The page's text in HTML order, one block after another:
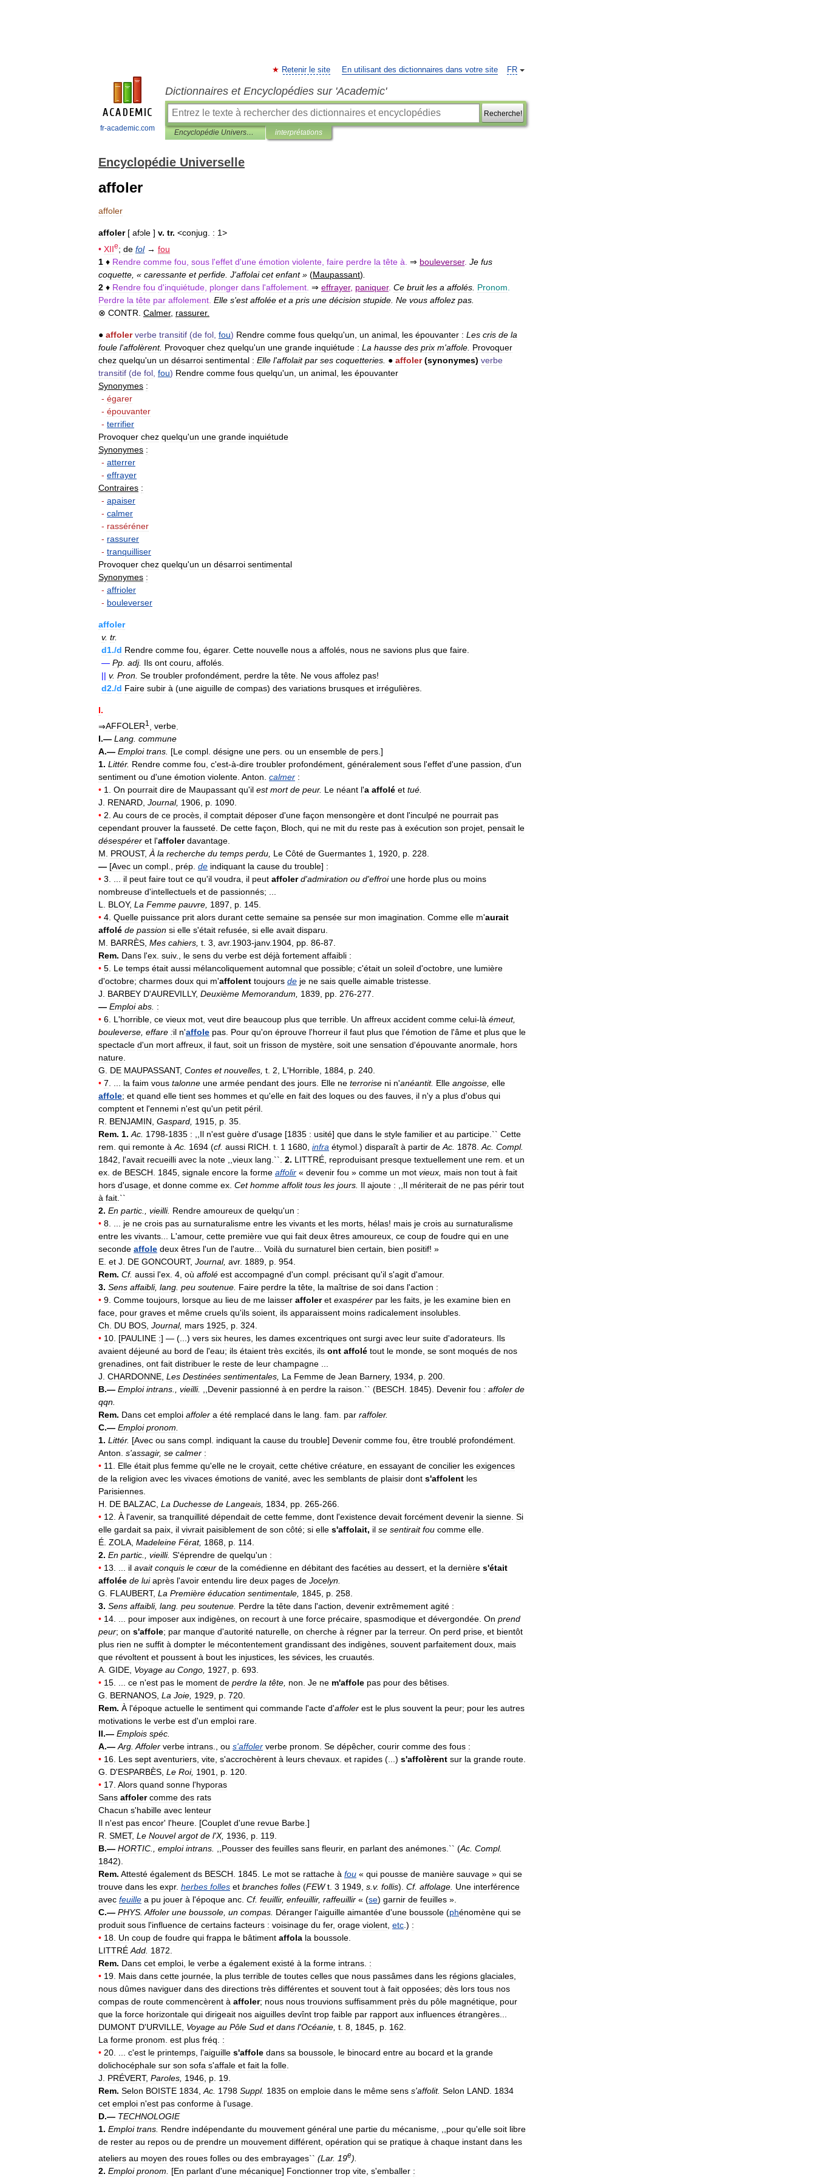
fr-academic.com
FR
Retenir le site En utilisant des dictionnaires dans votre site
Dictionnaires et Encyclopédies sur 'Academic'
Recherche!
Encyclopédie Universelle interprétations
Encyclopédie Universelle
affoler
affoler
affoler[ afɔle ] v. tr. <conjug : 1>
• XIIe; de fol→ fou
1 ♦ Rendre comme fou sous l'effet d'une émotion violente faire perdre la tête à ⇒ bouleverser. Je fus
coquette , « caressante et perfide J'affolai cet enfant» (Maupassant)
2 ♦ Rendre fou d'inquiétude plonger dans l'affolement ⇒ effrayer, paniquer. Ce bruit les a affolés Pronom
Perdre la tête par affolement Elle s'est affolée et a pris une décision stupide Ne vous affolez pas
⊗ CONTR Calmer, rassurer.
● affoler verbe transitif (de fol fou) Rendre comme fous quelqu'un un animal les épouvanter : Les cris de la
foule l'affolèrent. Provoquer chez quelqu'un une grande inquiétude : La hausse des prix m'affole Provoquer
chez quelqu'un un désarroi sentimental : Elle l'affolait par ses coquetteries ● affoler(synonymes) verbe
transitif (de fol fou) Rendre comme fous quelqu'un un animal les épouvanter
Synonymes :
- égarer
- épouvanter
- terrifier
Provoquer chez quelqu'un une grande inquiétude
Synonymes :
- atterrer
- effrayer
Contraires :
- apaiser
- calmer
- rasséréner
- rassurer
- tranquilliser
Provoquer chez quelqu'un un désarroi sentimental
Synonymes :
- affrioler
- bouleverser
affoler
v. tr.
d1./d Rendre comme fou égarer. Cette nouvelle nous a affolés nous ne savions plus que faire
— Pp adj. Ils ont couru affolés
|| v. Pron Se troubler profondément perdre la tête Ne vous affolez pas!
d2./d Faire subir à (une aiguille de compas) des variations brusques et irrégulières
I.
⇒AFFOLER1 verbe
I.— Lang. commune
A.— Emploi trans. [Le compl. désigne une pers. ou un ensemble de pers.]
1. Littér. Rendre comme fou, c'est-à-dire troubler profondément, généralement sous l'effet d'une passion, d'un
sentiment ou d'une émotion violente. Anton. calmer :
• 1. On pourrait dire de Maupassant qu'il est mort de peur. Le néant l'a affolé et tué.
J. RENARD, Journal, 1906, p. 1090.
• 2. Au cours de ce procès, il comptait déposer d'une façon mensongère et dont l'inculpé ne pourrait pas
cependant prouver la fausseté. De cette façon, Bloch, qui ne mit du reste pas à exécution son projet, pensait le
désespérer et l'affoler davantage.
M. PROUST,À la recherche du temps perdu, Le Côté de Guermantes 1, 1920, p. 228.
— [Avec un compl., prép. de indiquant la cause du trouble] :
• 3. ... il peut faire tout ce qu'il voudra, il peut affoler d'admiration ou d'effroi une horde plus ou moins
nombreuse d'intellectuels et de passionnés; ...
L. BLOY, La Femme pauvre, 1897, p. 145.
• 4. Quelle puissance prit alors durant cette semaine sa pensée sur mon imagination. Comme elle m'aurait
affolé de passion si elle s'était refusée, si elle avait disparu.
M. BARRÈS, Mes cahiers, t. 3, avr.1903-janv.1904, pp. 86-87.
Rem. Dans l'ex. suiv., le sens du verbe est déjà fortement affaibli :
• 5. Le temps était aussi mélancoliquement automnal que possible; c'était un soleil d'octobre, une lumière
d'octobre; charmes doux qui m'affolent toujours de je ne sais quelle aimable tristesse.
J. BARBEY D'AUREVILLY, Deuxième Memorandum, 1839, pp. 276-277.
— Emploi abs. :
• 6. L'horrible, ce vieux mot, veut dire beaucoup plus que terrible. Un affreux accident comme celui-là émeut,
bouleverse, effare :il n'affole pas. Pour qu'on éprouve l'horreur il faut plus que l'émotion de l'âme et plus que le
spectacle d'un mort affreux, il faut, soit un frisson de mystère, soit une sensation d'épouvante anormale, hors
nature.
G. DE MAUPASSANT, Contes et nouvelles, t. 2, L'Horrible, 1884, p. 240.
• 7. ... la faim vous talonne une armée pendant des jours. Elle ne terrorise ni n'anéantit. Elle angoisse, elle
affole; et quand elle tient ses hommes et qu'elle en fait des loques ou des fauves, il n'y a plus d'obus qui
comptent et l'ennemi n'est qu'un petit péril.
R. BENJAMIN, Gaspard, 1915, p. 35.
Rem. 1.Ac. 1798-1835 : ,,Il n'est guère d'usage [1835 : usité] que dans le style familier et au participe.`` Cette
rem. qui remonte à Ac. 1694 (cf. aussi RICH. t. 1 1680, infra étymol.) disparaît à partir de Ac. 1878.Ac. Compl.
1842, l'avait recueilli avec la note ,,vieux lang.``. 2. LITTRÉ, reproduisant presque textuellement une rem. et un
ex. de BESCH. 1845, signale encore la forme affolir « devenir fou » comme un mot vieux, mais non tout à fait
hors d'usage, et donne comme ex. Cet homme affolit tous les jours. Il ajoute : ,,Il mériterait de ne pas périr tout
à fait.``
2. En partic., vieilli. Rendre amoureux de quelqu'un :
• 8. ... je ne crois pas au surnaturalisme entre les vivants et les morts, hélas! mais je crois au surnaturalisme
entre les vivants... L'amour, cette première vue qui fait deux êtres amoureux, ce coup de foudre qui en une
seconde affole deux êtres l'un de l'autre... Voilà du surnaturel bien certain, bien positif! »
E. et J. DE GONCOURT, Journal, avr. 1889, p. 954.
Rem. Cf. aussi l'ex. 4, où affolé est accompagné d'un compl. précisant qu'il s'agit d'amour.
3. Sens affaibli, lang. peu soutenue. Faire perdre la tête, la maîtrise de soi dans l'action :
• 9. Comme toujours, lorsque au lieu de me laisser affoler et exaspérer par les faits, je les examine bien en
face, pour graves et même cruels qu'ils soient, ils apparaissent moins radicalement insolubles.
Ch. DU BOS, Journal, mars 1925, p. 324.
• 10. [PAULINE :] — (...) vers six heures, les dames excentriques ont surgi avec leur suite d'adorateurs. Ils
avaient déjeuné au bord de l'eau; ils étaient très excités, ils ont affolé tout le monde, se sont moqués de nos
grenadines, ont fait distribuer le reste de leur champagne ...
J. CHARDONNE, Les Destinées sentimentales, La Femme de Jean Barnery, 1934, p. 200.
B.— Emploi intrans., vieilli. ,,Devenir passionné à en perdre la raison.`` (BESCH. 1845). Devenir fou : affoler de
qqn.
Rem. Dans cet emploi affoler a été remplacé dans le lang. fam. par raffoler.
C.— Emploi pronom.
1. Littér. [Avec ou sans compl. indiquant la cause du trouble] Devenir comme fou, être troublé profondément.
Anton. s'assagir, se calmer :
• 11. Elle était plus femme qu'elle ne le croyait, cette chétive créature, en essayant de concilier les exigences
de la religion avec les vivaces émotions de vanité, avec les semblants de plaisir dont s'affolent les
Parisiennes.
H. DE BALZAC, La Duchesse de Langeais, 1834, pp. 265-266.
• 12. À l'avenir, sa tranquillité dépendait de cette femme, dont l'existence devait forcément devenir la sienne. Si
elle gardait sa paix, il vivrait paisiblement de son côté; si elle s'affolait, il se sentirait fou comme elle.
É. ZOLA, Madeleine Férat, 1868, p. 114.
2. En partic., vieilli. S'éprendre de quelqu'un :
• 13. ... il avait conquis le cœur de la comédienne en débitant des facéties au dessert, et la dernière s'était
affolée de lui après l'avoir entendu lire deux pages de Jocelyn.
G. FLAUBERT, La Première éducation sentimentale, 1845, p. 258.
3. Sens affaibli, lang. peu soutenue. Perdre la tête dans l'action, devenir extrêmement agité :
• 14. ... pour imposer aux indigènes, on recourt à une force précaire, spasmodique et dévergondée. On prend
peur; on s'affole; par manque d'autorité naturelle, on cherche à régner par la terreur. On perd prise, et bientôt
plus rien ne suffit à dompter le mécontentement grandissant des indigènes, souvent parfaitement doux, mais
que révoltent et poussent à bout les injustices, les sévices, les cruautés.
A. GIDE, Voyage au Congo, 1927, p. 693.
• 15. ... ce n'est pas le moment de perdre la tête, non. Je ne m'affole pas pour des bêtises.
G. BERNANOS, La Joie, 1929, p. 720.
Rem. À l'époque actuelle le sentiment qui commande l'acte d'affoler est le plus souvent la peur; pour les autres
motivations le verbe est d'un emploi rare.
II.— Emplois spéc.
A.—Arg.Affoler verbe intrans., ou s'affoler verbe pronom. Se dépêcher, courir comme des fous :
• 16. Les sept aventuriers, vite, s'accrochèrent à leurs chevaux. et rapides (...) s'affolèrent sur la grande route.
G. D'ESPARBÈS, Le Roi, 1901, p. 120.
• 17. Alors quand sonne l'hyporas
Sans affoler comme des rats
Chacun s'habille avec lenteur
Il n'est pas encor' l'heure. [Couplet d'une revue Barbe.]
R. SMET, Le Nouvel argot de l'X, 1936, p. 119.
B.— HORTIC., emploi intrans. ,,Pousser des feuilles sans fleurir, en parlant des anémones.`` (Ac. Compl.
1842).
Rem. Attesté également ds BESCH. 1845. Le mot se rattache à fou « qui pousse de manière sauvage » qui se
trouve dans les expr. herbes folles et branches folles (FEW t. 3 1949, s.v. follis). Cf. affolage. Une interférence
avec feuille a pu jouer à l'époque anc. Cf. feuillir, enfeuillir, raffeuillir « (se) garnir de feuilles ».
C.— PHYS.Affoler une boussole, un compas. Déranger l'aiguille aimantée d'une boussole (phénomène qui se
produit sous l'influence de certains facteurs : voisinage du fer, orage violent, etc.) :
• 18. Un coup de foudre qui frappa le bâtiment affola la boussole.
LITTRÉ Add. 1872.
Rem. Dans cet emploi, le verbe a également existé à la forme intrans. :
• 19. Mais dans cette journée, la plus terrible de toutes celles que nous passâmes dans les régions glaciales,
nous dûmes naviguer dans des directions très différentes et souvent tout à fait opposées; dès lors tous nos
compas de route commencèrent à affoler; nous nous trouvions suffisamment près du pôle magnétique, pour
que la force horizontale qui dirigeait nos aiguilles devînt trop faible par rapport aux influences étrangères...
DUMONT D'URVILLE, Voyage au Pôle Sud et dans l'Océanie, t. 8, 1845, p. 162.
La forme pronom. est plus fréq. :
• 20. ... c'est le printemps, l'aiguille s'affole dans sa boussole, le binocard entre au bocard et la grande
dolichocéphale sur son sofa s'affale et fait la folle.
J. PRÉVERT, Paroles, 1946, p. 19.
Rem. Selon BOISTE 1834,Ac. 1798 Suppl. 1835 on emploie dans le même sens s'affolit. Selon LAND. 1834
cet emploi n'est pas conforme à l'usage.
D.— TECHNOLOGIE
1. Emploi trans. Rendre indépendante du mouvement général une partie du mécanisme, ,,pour qu'elle soit libre
de rester au repos ou de prendre un mouvement différent, opération qui se pratique à chaque instant dans les
ateliers au moyen des roues folles ou des embrayages`` (Lar. 19e).
2. Emploi pronom [En parlant d'une mécanique] Fonctionner trop vite s'emballer :